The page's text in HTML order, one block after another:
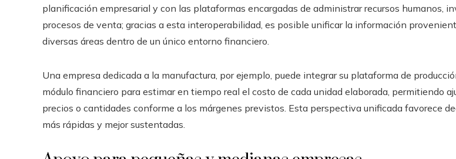
planificación empresarial y con las plataformas encargadas de administrar recursos humanos,
procesos de venta; gracias a esta interoperabilidad, es posible unificar la información
diversas áreas dentro de un único entorno financiero.
Una empresa dedicada a la manufactura, por ejemplo, puede integrar su plataforma de
módulo financiero para estimar en tiempo real el costo de cada unidad elaborada, permitiendo
precios o cantidades conforme a los márgenes previstos. Esta perspectiva unificada favorece
más rápidas y mejor sustentadas.